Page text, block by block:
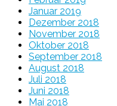
Januar 2019
Dezember 2018
November 2018
Oktober 2018
September 2018
August 2018
Juli 2018
Juni 2018
Mai 2018